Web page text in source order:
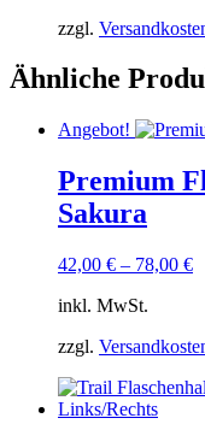
zzgl.
Ähnliche
Angebot!
Premium
Sakura
42,00 € – 78,00 €
inkl. MwSt.
zzgl.